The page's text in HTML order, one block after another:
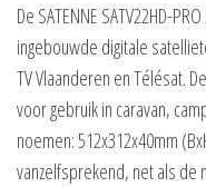
De SATENNE SATV22HD-
ingebouwde digitale
TV Vlaanderen en Télésat.
voor gebruik in caravan,
noemen: 512x312x40mm
vanzelfsprekend, net als de